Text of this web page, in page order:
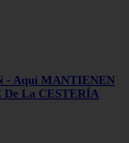
- Aquí MANTIENEN
De La CESTERÍA